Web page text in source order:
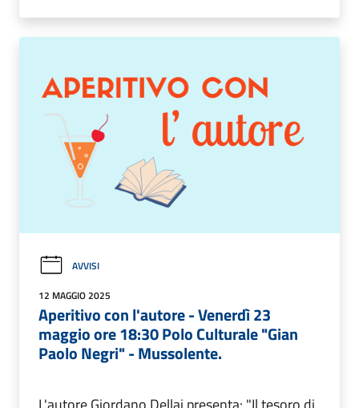
AVVISI
12 MAGGIO 2025
Aperitivo con l'autore - Venerdì 23
maggio ore 18:30 Polo Culturale "Gian
Paolo Negri" - Mussolente.